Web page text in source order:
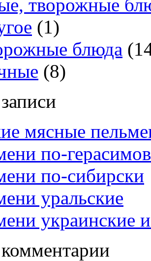
творожные
(1)
блюда
(8)
мясные
по-
по-сибирски
уральские
украинские